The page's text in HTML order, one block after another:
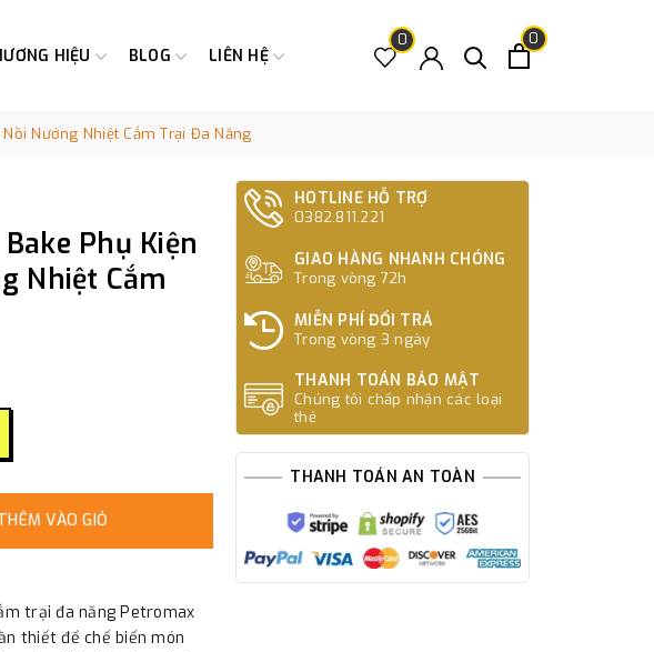
HIỆU BLOG LIÊN HỆ
0 0
Nướng Nhiệt Cắm Trại Đa Năng
Phụ Kiện
Nhiệt Cắm
VÀO GIỎ
trại đa năng Petromax
thiết để chế biến món
HOTLINE HỖ TRỢ
0382.811.221
GIAO HÀNG NHANH CHÓNG
Trong vòng 72h
MIỄN PHÍ ĐỔI TRẢ
Trong vòng 3 ngày
THANH TOÁN BẢO MẬT
Chúng tôi chấp nhận các loại
thẻ
THANH TOÁN AN TOÀN